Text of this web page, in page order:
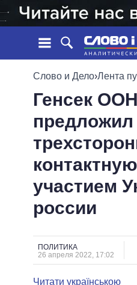
ЛЕНТА
СОБЫТИЯ
СТАТЬИ
МНЕНИЯ
ОБЗОРЫ
ДАЙДЖЕСТЫ
ВСЕ ПОЛИТИКИ
ПРЕЗИДЕНТ И ОФИС
ВЕРХОВНАЯ РАДА
КАБИНЕТ
МЭРЫ
ВСЕ ПЕРСОНЫ
Слово и Дело›Лента
Генсек ООН
предложил
участием
россии
ПОЛИТИКА
26 апреля 2022, 17:02
Читати українською